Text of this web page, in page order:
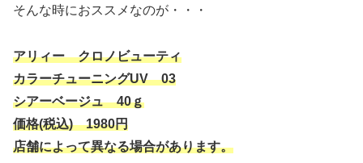
そんな時におススメなのが・・・
アリィー クロノビューティ
カラーチューニングUV 03
シアーベージュ 40ｇ
価格(税込) 1980円
店舗によって異なる場合があります。